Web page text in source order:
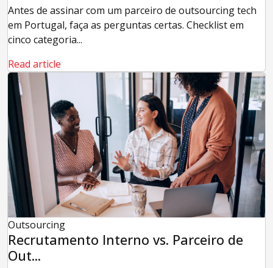
Antes de assinar com um parceiro de outsourcing tech
em Portugal, faça as perguntas certas. Checklist em
cinco categoria...
Read article
Outsourcing
Recrutamento Interno vs. Parceiro de
Out...